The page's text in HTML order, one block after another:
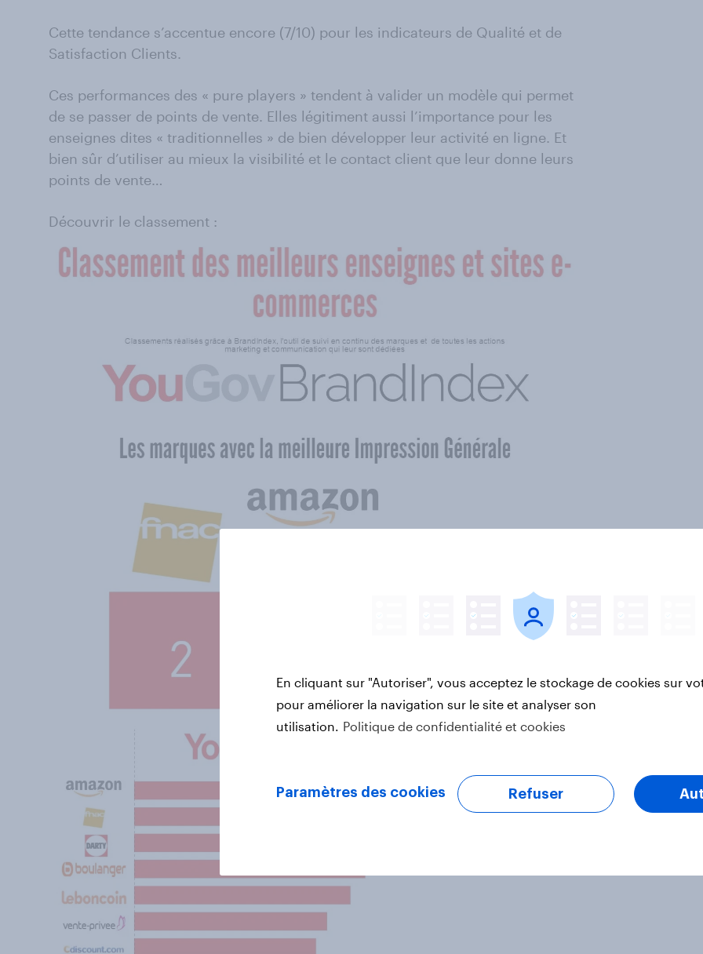
Cette tendance s’accentue encore (7/10) pour les indicateurs de Qualité et de
Satisfaction Clients.
Ces performances des « pure players » tendent à valider un modèle qui permet
de se passer de points de vente. Elles légitiment aussi l’importance pour les
enseignes dites « traditionnelles » de bien développer leur activité en ligne. Et
bien sûr d’utiliser au mieux la visibilité et le contact client que leur donne leurs
points de vente…
Découvrir le classement :
En cliquant sur "Autoriser", vous acceptez le stockage de cookies sur
pour améliorer la navigation sur le site et analyser son
utilisation. Politique de confidentialité et cookies
Paramètres des cookies Refuser